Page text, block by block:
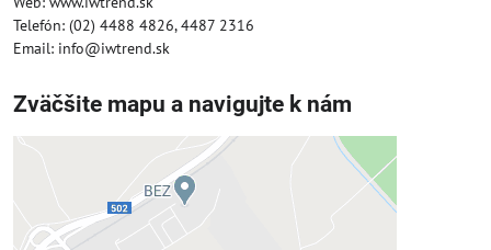
Telefón: (02) 4488 4826, 4487 2316
Email: info@iwtrend.sk
Zväčšite mapu a navigujte k nám
Externý obsah je blokovaný